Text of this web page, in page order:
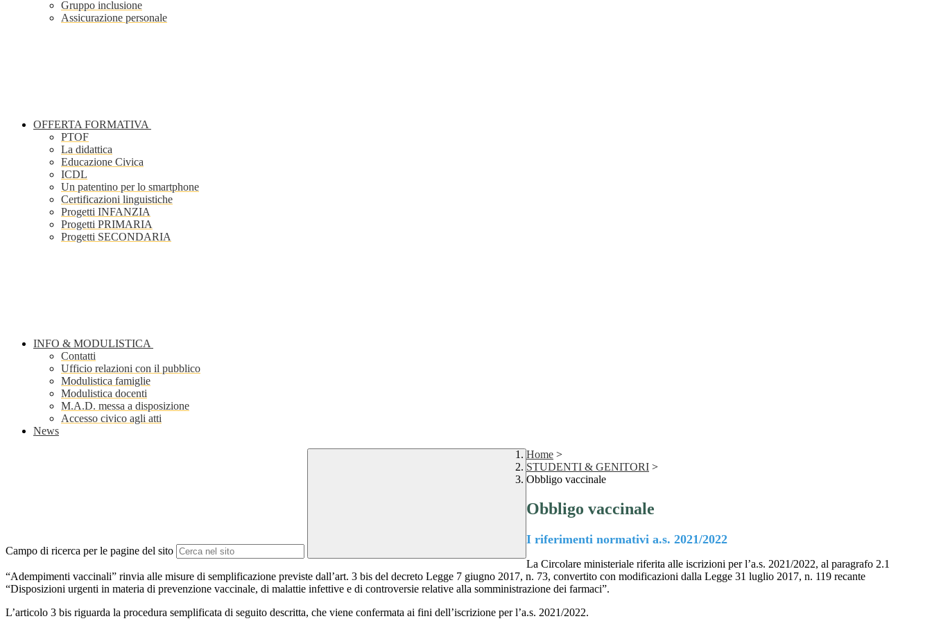
Gruppo inclusione
Assicurazione personale
OFFERTA FORMATIVA
PTOF
La didattica
Educazione Civica
ICDL
Un patentino per lo smartphone
Certificazioni linguistiche
Progetti INFANZIA
Progetti PRIMARIA
Progetti SECONDARIA
INFO & MODULISTICA
Contatti
Ufficio relazioni con il pubblico
Modulistica famiglie
Modulistica docenti
M.A.D. messa a disposizione
Accesso civico agli atti
News
Campo di ricerca per le pagine del sito
Home >
STUDENTI & GENITORI >
Obbligo vaccinale
Obbligo vaccinale
I riferimenti normativi a.s. 2021/2022
La Circolare ministeriale riferita alle iscrizioni per l’a.s. 2021/2022, al paragrafo 2.1
“Adempimenti vaccinali” rinvia alle misure di semplificazione previste dall’art. 3 bis del decreto Legge 7 giugno 2017, n. 73, convertito con modificazioni dalla Legge 31 luglio 2017, n. 119 recante
“Disposizioni urgenti in materia di prevenzione vaccinale, di malattie infettive e di controversie relative alla somministrazione dei farmaci”.
L’articolo 3 bis riguarda la procedura semplificata di seguito descritta, che viene confermata ai fini dell’iscrizione per l’a.s. 2021/2022.